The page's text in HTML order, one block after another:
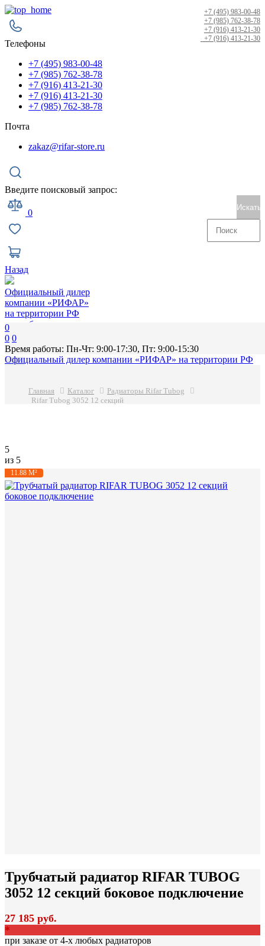
+7 (495) 983-00-48
+7 (985) 762-38-78
+7 (916) 413-21-30
+7 (916) 413-21-30
Телефоны
+7 (495) 983-00-48
+7 (985) 762-38-78
+7 (916) 413-21-30
+7 (916) 413-21-30
+7 (985) 762-38-78
Почта
zakaz@rifar-store.ru
Введите поисковый запрос:
Искать
0
Назад
Официальный дилер
компании «РИФАР»
на территории РФ
подробнее
0
0 0
Время работы: Пн-Чт: 9:00-17:30, Пт: 9:00-15:30
Официальный дилер компании «РИФАР» на территории РФ
Главная Каталог
Радиаторы Rifar Tubog
Rifar Tubog 3052 12 секций
5
из 5
11.88 М²
Трубчатый радиатор RIFAR TUBOG
3052 12 секций боковое подключение
27 185 руб.
*
при заказе от 4-х любых радиаторов